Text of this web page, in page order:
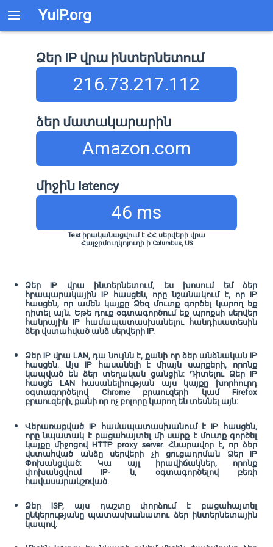
YuIP.org
Ձեր IP վրա ինտերնետում
216.73.217.112
ձեր մատակարարին
Amazon.com
միջին latency
46 ms
Test իրականացվում է ՀՀ սերվերի վրա
Հայջրմուղկոյուղի ի Columbus, US
Ձեր IP վրա ինտերնետում, ես խոսում եմ ձեր
հրապարակային IP հասցեն, որը նշանակում է, որ IP
հասցեն, որ ամեն կայքը Ձեզ մուտք գործել կարող եք
դիտել այն. Եթե ​​դուք օգտագործում եք պրոքսի սերվեր
հանրային IP համապատասխանելու հանդիսատեսին
ձեր վստահված անձ սերվերի IP.
Ձեր IP վրա LAN, դա նույնն է, քանի որ ձեր անձնական IP
հասցեն. Այս IP հասանելի է միայն սարքերի, որոնք
կապված են ձեր տեղական ցանցին: Դիտելու Ձեր IP
հասցե LAN հասանելիության այս կայքը խորհուրդ
օգտագործելով Chrome բրաուզերի կամ Firefox
բրաուզերի, քանի որ ոչ բոլորը կարող են տեսնել այն:
Վերառաքված IP համապատասխանում է IP հասցեն,
որը նպատակ է բացահայտել մի սարք է մուտք գործել
կայքը միջոցով HTTP proxy server. Հնարավոր է, որ ձեր
վստահված անձը սերվերի չի ցուցադրման Ձեր IP
Փոխանցված: Կա այլ իրավիճակներ, որոնք
փոխանցվում IP- ն, օգտագործելով բեռի
հավասարակշռված.
Ձեր ISP, այս դաշտը փորձում է բացահայտել
ընկերությանը պատասխանատու ձեր ինտերնետային
կապով.